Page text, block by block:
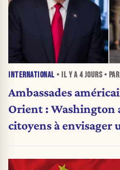
INTERNATIONAL • IL Y A 4 JOURS•
Ambassades
Orient : Washington
citoyens à envisager